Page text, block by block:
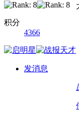
积分
4366
发消息